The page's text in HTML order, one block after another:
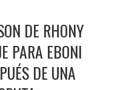
DE RHONY
PARA EBONI
DE UNA